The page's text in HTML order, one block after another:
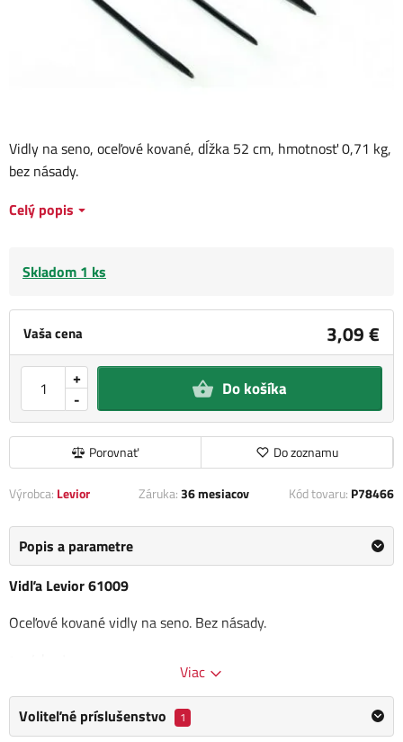
Vaša cena 3,09 €
-
+ Do košíka
Porovnať Do zoznamu
Vidly na seno, oceľové kované, dĺžka 52 cm, hmotnosť 0,71 kg,
bez násady.
Celý popis
Skladom 1 ks
Výrobca: Levior Záruka:36 mesiacov Kód tovaru: P78466
Popis a parametre
Vidľa Levior 61009
Oceľové kované vidly na seno. Bez násady.
Výhody:
Viac
Voliteľné príslušenstvo 1